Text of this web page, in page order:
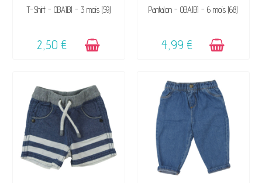
DISPONIBLE
T-Shirt - OBAÏBI - 3 mois (59)
2,50 €
DISPONIBLE
Pantalon - OBAÏBI - 6 mois (68)
4,99 €